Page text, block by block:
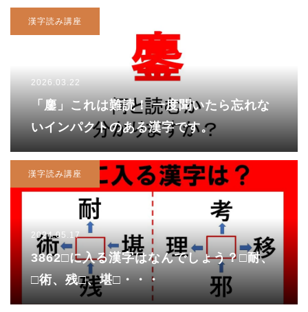
漢字読み講座
2026.03.22
「鏖」これは難読！ 一度聞いたら忘れな
いインパクトのある漢字です。
漢字読み講座
2024.05.17
3862□に入る漢字はなんでしょう？□耐、
□術、残□、堪□・・・